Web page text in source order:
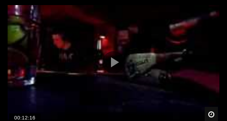
00:12:16